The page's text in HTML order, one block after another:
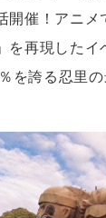
開催！アニメ
を再現した
を誇る忍里